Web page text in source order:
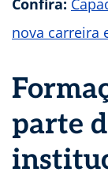
Confira:
nova carreira
parte